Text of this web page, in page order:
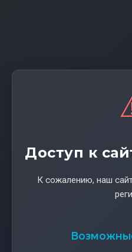
Доступ к
К сожалению, наш